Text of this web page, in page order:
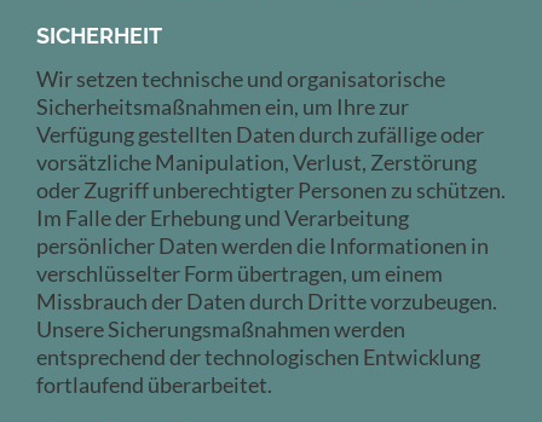
SICHERHEIT
Wir setzen technische und organisatorische
Sicherheitsmaßnahmen ein, um Ihre zur
Verfügung gestellten Daten durch zufällige oder
vorsätzliche Manipulation, Verlust, Zerstörung
oder Zugriff unberechtigter Personen zu schützen.
Im Falle der Erhebung und Verarbeitung
persönlicher Daten werden die Informationen in
verschlüsselter Form übertragen, um einem
Missbrauch der Daten durch Dritte vorzubeugen.
Unsere Sicherungsmaßnahmen werden
entsprechend der technologischen Entwicklung
fortlaufend überarbeitet.